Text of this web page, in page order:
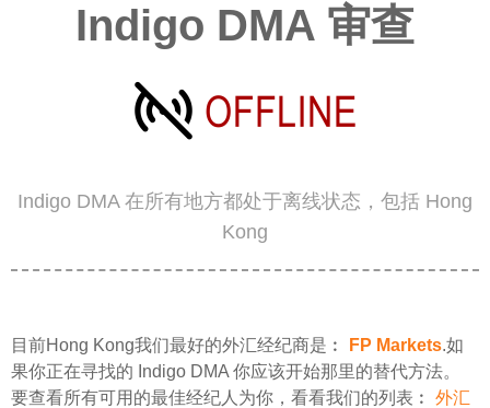
Indigo DMA 审查
Indigo DMA 在所有地方都处于离线状态，包括 Hong
Kong
目前Hong Kong我们最好的外汇经纪商是︰ FP Markets.如
果你正在寻找的 Indigo DMA 你应该开始那里的替代方法。
要查看所有可用的最佳经纪人为你，看看我们的列表︰ 外汇